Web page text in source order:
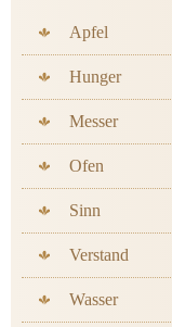
Apfel
Hunger
Messer
Ofen
Sinn
Verstand
Wasser